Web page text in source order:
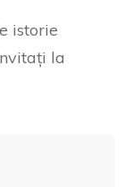
istorie
la